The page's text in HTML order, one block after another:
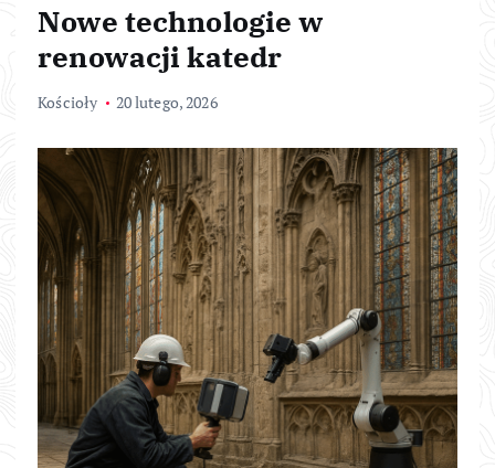
Nowe technologie w
renowacji katedr
Kościoły 20 lutego, 2026